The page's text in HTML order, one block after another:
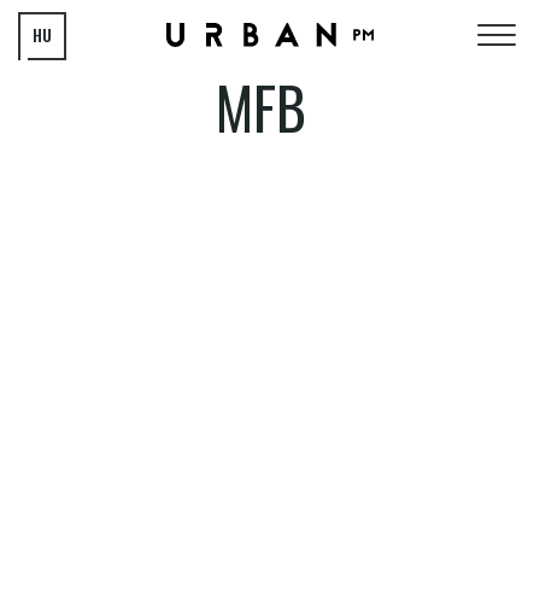
HU
MFB